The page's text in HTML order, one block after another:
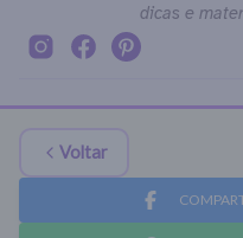
dicas e
Voltar